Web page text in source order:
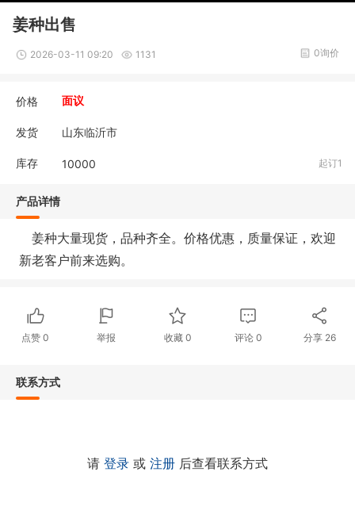
姜种出售
2026-03-11 09:20 1131 0询价
价格 面议
发货 山东临沂市
库存 10000 起订1
产品详情
姜种大量现货，品种齐全。价格优惠，质量保证，欢迎
新老客户前来选购。
点赞0 举报 收藏 0 评论0 分享 26
联系方式
请 登录 或 注册 后查看联系方式